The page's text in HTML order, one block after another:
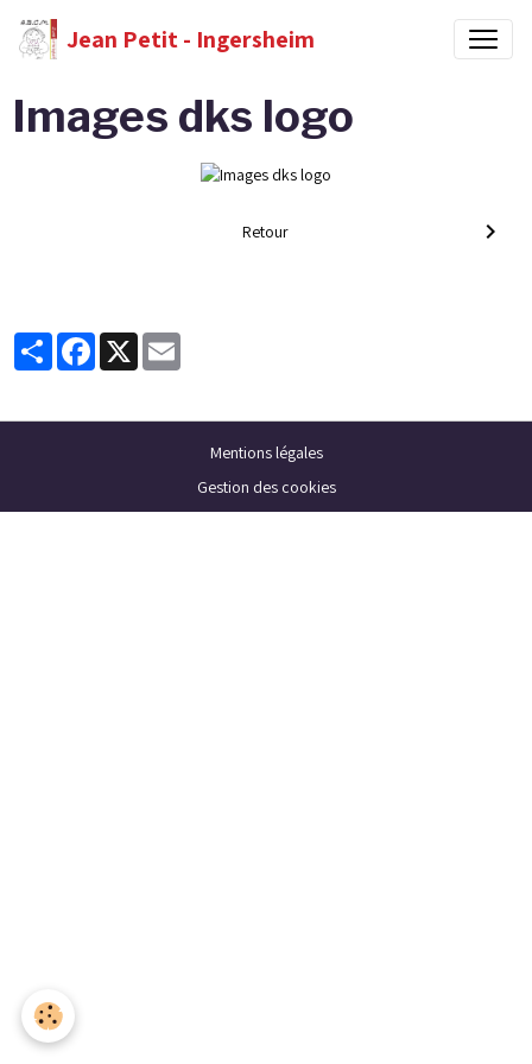
Jean Petit - Ingersheim
Images dks logo
Retour
PartagerFacebook
X
Mentions légales
Gestion des cookies